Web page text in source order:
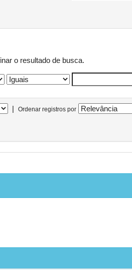
o resultado de busca.
| Ordenar registros por